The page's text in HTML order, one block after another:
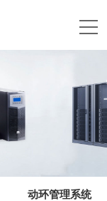
动环管理系统